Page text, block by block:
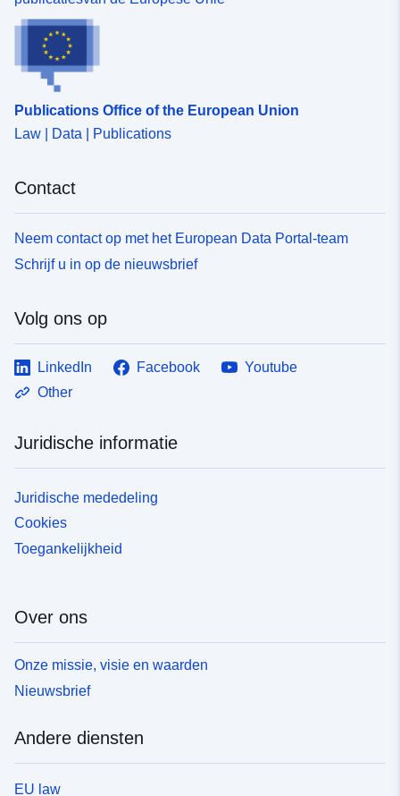
tijdvak:
Publications Office of the European Union
Law | Data | Publications
Contact
Neem contact op met het European Data Portal-team
Schrijf u in op de nieuwsbrief
Volg ons op
LinkedIn Facebook
Youtube
Other
Juridische informatie
Juridische mededeling
Cookies
Toegankelijkheid
Over ons
Onze missie, visie en waarden
Nieuwsbrief
Andere diensten
EU law